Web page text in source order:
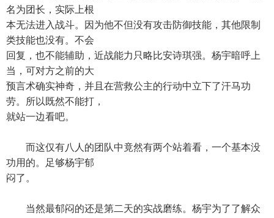
名为团长，实际上根
本无法进入战斗。因为他不但没有攻击防御技能，其他限制
类技能也没有。不会
回复，也不能辅助，近战能力只略比安诗琪强。杨宇暗呼上
当，可对方之前的大
预言术确实神奇，并且在营救公主的行动中立下了汗马功
劳。所以既然不能打，
就站一边看吧。
而这仅有八人的团队中竟然有两个站着看，一个基本没
功用的。足够杨宇郁
闷了。
当然最郁闷的还是第二天的实战磨练。杨宇为了了解众